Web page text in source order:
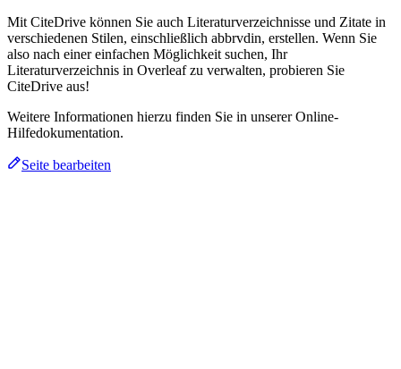
Mit CiteDrive können Sie auch Literaturverzeichnisse und Zitate in
verschiedenen Stilen, einschließlich abbrvdin, erstellen. Wenn Sie
also nach einer einfachen Möglichkeit suchen, Ihr
Literaturverzeichnis in Overleaf zu verwalten, probieren Sie
CiteDrive aus!
Weitere Informationen hierzu finden Sie in unserer Online-
Hilfedokumentation.
Seite bearbeiten